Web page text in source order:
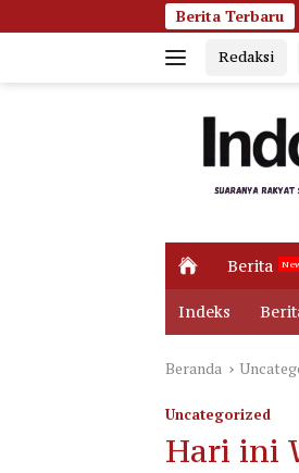
ke
Berita Terbaru
Redaksi
H
m
e
Berita
Indeks
Beranda
Uncategorized
Hari ini